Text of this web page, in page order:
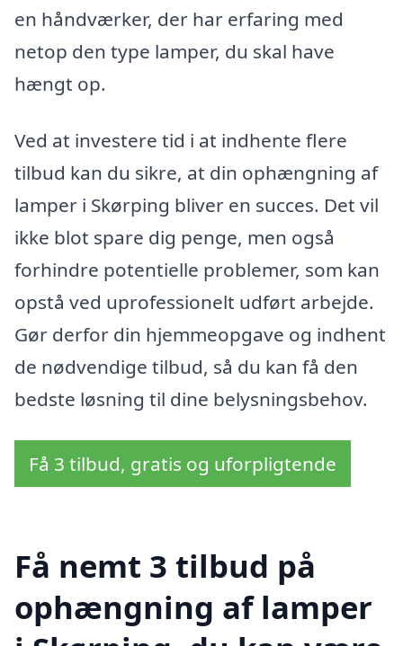
en håndværker, der har erfaring med
netop den type lamper, du skal have
hængt op.
Ved at investere tid i at indhente flere
tilbud kan du sikre, at din ophængning af
lamper i Skørping bliver en succes. Det vil
ikke blot spare dig penge, men også
forhindre potentielle problemer, som kan
opstå ved uprofessionelt udført arbejde.
Gør derfor din hjemmeopgave og indhent
de nødvendige tilbud, så du kan få den
bedste løsning til dine belysningsbehov.
Få 3 tilbud, gratis og uforpligtende
Få nemt 3 tilbud på
ophængning af lamper